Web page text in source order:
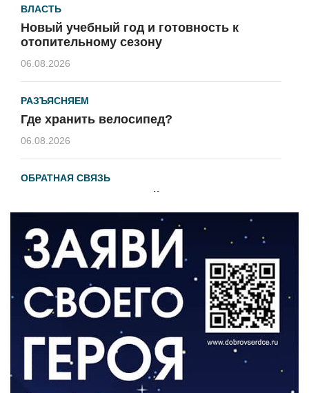
ВЛАСТЬ
Новый учебный год и готовность к
отопительному сезону
06.08.2026
РАЗЪЯСНЯЕМ
Где хранить велосипед?
06.08.2026
ОБРАТНАЯ СВЯЗЬ
ВЛАСТЬ
День памяти и «Симфония народов»
06.08.2026
Новый настил на экотропе
05.08.2026